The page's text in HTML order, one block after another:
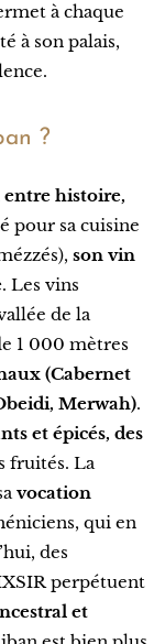
à chaque
à son palais,
?
histoire,
pour sa cuisine
son vin
. Les vins
de la
1 000 mètres
(Cabernet
Merwah).
et épicés, des
fruités. La
vocation
qui en
des
perpétuent
et